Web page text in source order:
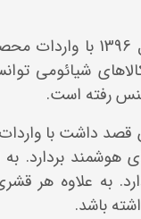
شیائومی
رفته است.
داشت با
هوشمند بردارد.
به علاوه هر
باشد.